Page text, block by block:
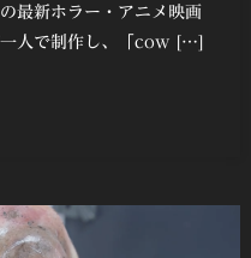
最新ホラー・アニメ映画
人で制作し、「cow […]